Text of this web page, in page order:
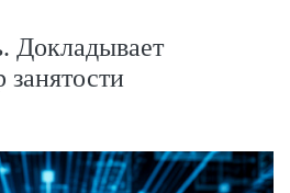
Докладывает
занятости